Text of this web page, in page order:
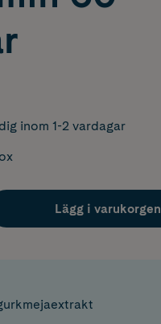
inom 1-2 vardagar
Lägg i varukorgen